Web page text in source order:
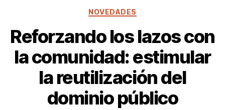
Categorías
NOVEDADES
Reforzando los lazos con
la comunidad: estimular
la reutilización del
dominio público